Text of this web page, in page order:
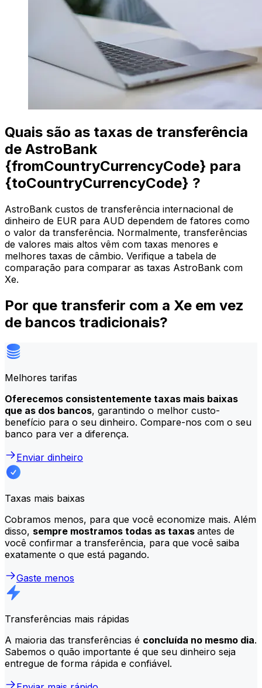
Quais são as taxas de transferência
de AstroBank
{fromCountryCurrencyCode} para
{toCountryCurrencyCode} ?
AstroBank custos de transferência internacional de
dinheiro de EUR para AUD dependem de fatores como
o valor da transferência. Normalmente, transferências
de valores mais altos vêm com taxas menores e
melhores taxas de câmbio. Verifique a tabela de
comparação para comparar as taxas AstroBank com
Xe.
Por que transferir com a Xe em vez
de bancos tradicionais?
Melhores tarifas
Oferecemos consistentemente taxas mais baixas
que as dos bancos, garantindo o melhor custo-
benefício para o seu dinheiro. Compare-nos com o seu
banco para ver a diferença.
Enviar dinheiro
Taxas mais baixas
Cobramos menos, para que você economize mais. Além
disso, sempre mostramos todas as taxas antes de
você confirmar a transferência, para que você saiba
exatamente o que está pagando.
Gaste menos
Transferências mais rápidas
A maioria das transferências é concluída no mesmo dia.
Sabemos o quão importante é que seu dinheiro seja
entregue de forma rápida e confiável.